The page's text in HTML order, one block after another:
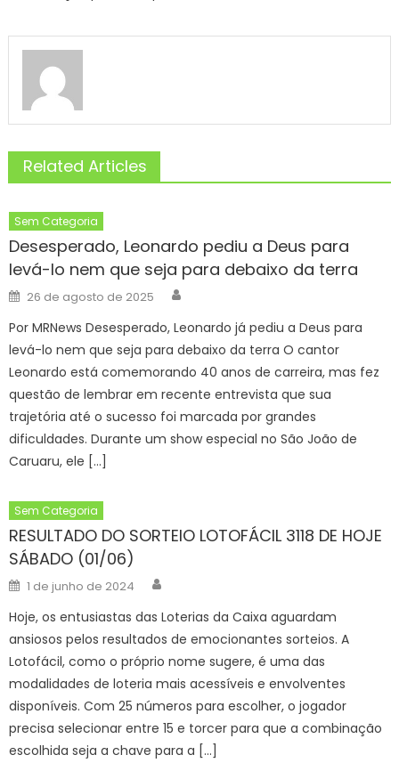
Related Articles
Sem Categoria
Desesperado, Leonardo pediu a Deus para
levá-lo nem que seja para debaixo da terra
Posted
on
26 de agosto de 2025
Por MRNews Desesperado, Leonardo já pediu a Deus para
levá-lo nem que seja para debaixo da terra O cantor
Leonardo está comemorando 40 anos de carreira, mas fez
questão de lembrar em recente entrevista que sua
trajetória até o sucesso foi marcada por grandes
dificuldades. Durante um show especial no São João de
Caruaru, ele […]
Sem Categoria
RESULTADO DO SORTEIO LOTOFÁCIL 3118 DE HOJE
SÁBADO (01/06)
Posted
on
1 de junho de 2024
Hoje, os entusiastas das Loterias da Caixa aguardam
ansiosos pelos resultados de emocionantes sorteios. A
Lotofácil, como o próprio nome sugere, é uma das
modalidades de loteria mais acessíveis e envolventes
disponíveis. Com 25 números para escolher, o jogador
precisa selecionar entre 15 e torcer para que a combinação
escolhida seja a chave para a […]